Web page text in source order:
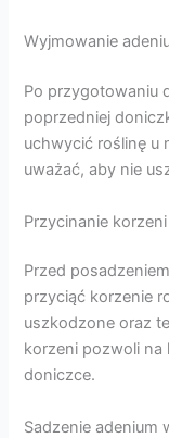
Wyjmowanie
Po przygotowaniu
poprzedniej
uchwycić roślinę u
uważać, aby nie
Przycinanie korzeni
Przed
przyciąć korzenie
uszkodzone oraz
korzeni pozwoli na
doniczce.
Sadzenie adenium